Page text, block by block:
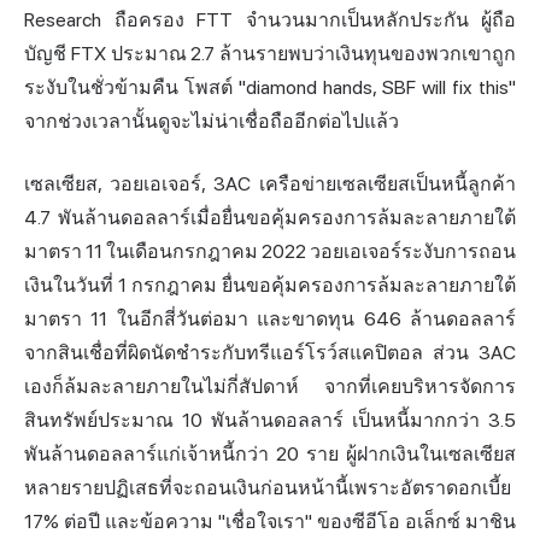
Research ถือครอง FTT จำนวนมากเป็นหลักประกัน ผู้ถือ
บัญชี FTX ประมาณ 2.7 ล้านรายพบว่าเงินทุนของพวกเขาถูก
ระงับในชั่วข้ามคืน โพสต์ "diamond hands, SBF will fix this"
จากช่วงเวลานั้นดูจะไม่น่าเชื่อถืออีกต่อไปแล้ว
เซลเซียส, วอยเอเจอร์, 3AC เครือข่ายเซลเซียสเป็นหนี้ลูกค้า
4.7 พันล้านดอลลาร์เมื่อยื่นขอคุ้มครองการล้มละลายภายใต้
มาตรา 11 ในเดือนกรกฎาคม 2022 วอยเอเจอร์ระงับการถอน
เงินในวันที่ 1 กรกฎาคม ยื่นขอคุ้มครองการล้มละลายภายใต้
มาตรา 11 ในอีกสี่วันต่อมา และขาดทุน 646 ล้านดอลลาร์
จากสินเชื่อที่ผิดนัดชำระกับทรีแอร์โรว์สแคปิตอล ส่วน 3AC
เองก็ล้มละลายภายในไม่กี่สัปดาห์ จากที่เคยบริหารจัดการ
สินทรัพย์ประมาณ 10 พันล้านดอลลาร์ เป็นหนี้มากกว่า 3.5
พันล้านดอลลาร์แก่เจ้าหนี้กว่า 20 ราย ผู้ฝากเงินในเซลเซียส
หลายรายปฏิเสธที่จะถอนเงินก่อนหน้านี้เพราะอัตราดอกเบี้ย
17% ต่อปี และข้อความ "เชื่อใจเรา" ของซีอีโอ อเล็กซ์ มาชิน